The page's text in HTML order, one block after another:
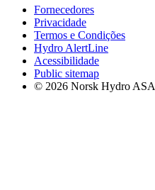
Fornecedores
Privacidade
Termos e Condições
Hydro AlertLine
Acessibilidade
Public sitemap
© 2026 Norsk Hydro ASA